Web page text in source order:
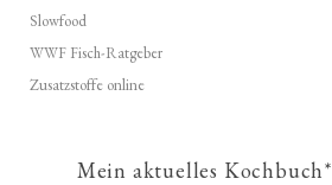
Slowfood
WWF Fisch-Ratgeber
Zusatzstoffe online
Mein aktuelles Kochbuch*